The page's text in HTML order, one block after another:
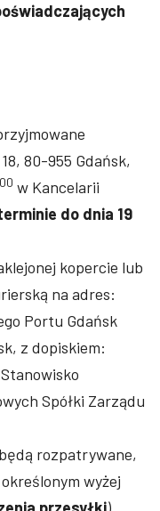
80-955 Gdańsk,
00 w Kancelarii
do dnia 19
kopercie lub
na adres:
Portu Gdańsk
z dopiskiem:
Spółki Zarządu
rozpatrywane,
wyżej